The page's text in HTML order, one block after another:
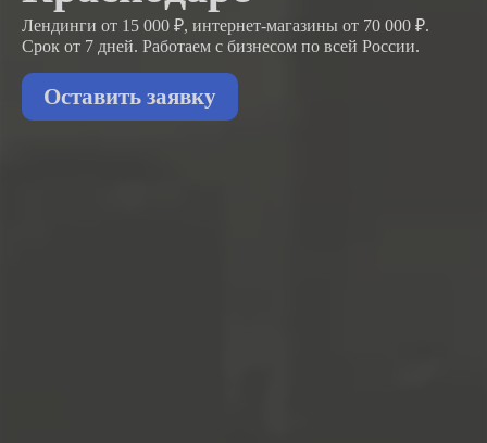
Лендинги от 15 000 ₽, интернет-магазины от 70 000 ₽.
Срок от 7 дней. Работаем с бизнесом по всей России.
Оставить заявку